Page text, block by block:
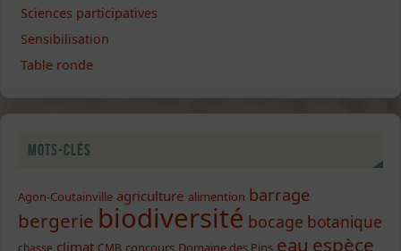
Sciences participatives
Sensibilisation
Table ronde
Mots-clés
Agon-Coutainville agriculture alimention barrage
bergerie biodiversité bocage botanique
chasse climat CMB concours Domaine des Pins eau espèce